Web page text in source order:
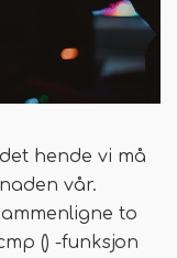
hende vi må
vår.
to
() -funksjon